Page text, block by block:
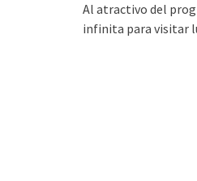
Al atractivo del
infinita para visitar